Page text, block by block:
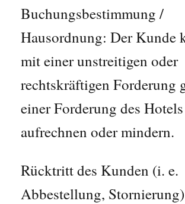
Buchungsbestimmung /
Hausordnung: Der Kunde
mit einer unstreitigen oder
rechtskräftigen Forderung
einer Forderung des Hotels
aufrechnen oder mindern.
Rücktritt des Kunden (i. e.
Abbestellung,